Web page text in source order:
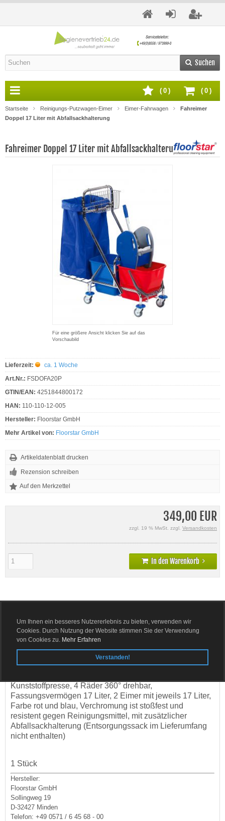
Um Ihnen ein besseres Nutzererlebnis zu bieten, verwenden wir
Cookies. Durch Nutzung der Website stimmen Sie der Verwendung
von Cookies zu. Mehr Erfahren
Verstanden!
Suchen
( 0 )
( 0 )
Startseite Reinigungs-Putzwagen-Eimer Eimer-Fahrwagen
Fahreimer
Doppel 17 Liter mit Abfallsackhalterung
Fahreimer Doppel 17 Liter mit Abfallsackhalterung
Für eine größere Ansicht klicken Sie auf das
Vorschaubild
Lieferzeit:
ca. 1 Woche
Art.Nr.: FSDOFA20P
GTIN/EAN: 4251844800172
HAN: 110-110-12-005
Hersteller: Floorstar GmbH
Mehr Artikel von: Floorstar GmbH
Artikeldatenblatt drucken
Rezension schreiben
349,00 EUR
zzgl. 19 % MwSt. zzgl. Versandkosten
In den Warenkorb
Details
PRODUKTBESCHREIBUNG
Fahrwagen / Fahreimer Doppel verchromt mit
Kunststoffpresse, 4 Räder 360° drehbar,
Fassungsvermögen 17 Liter, 2 Eimer mit jeweils 17 Liter,
Farbe rot und blau, Verchromung ist stoßfest und
resistent gegen Reinigungsmittel, mit zusätzlicher
Abfallsackhalterung (Entsorgungssack im Lieferumfang
nicht enthalten)
1 Stück
Hersteller:
Floorstar GmbH
Sollingweg 19
D-32427 Minden
Telefon: +49 0571 / 6 45 68 - 00